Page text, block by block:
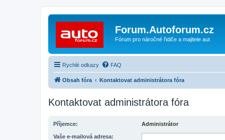
Forum.Autoforum.cz
Fórum pro náročné řidiče a majitele aut
Rychlé odkazy FAQ
Obsah fóra Kontaktovat administrátora fóra
Kontaktovat administrátora fóra
Příjemce: Administrátor
Vaše e-mailová adresa: